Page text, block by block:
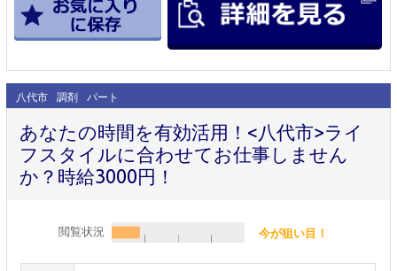
八代市 調剤 パート
あなたの時間を有効活用！<八代市>ライ
フスタイルに合わせてお仕事しません
か？時給3000円！
閲覧状況 今が狙い目！